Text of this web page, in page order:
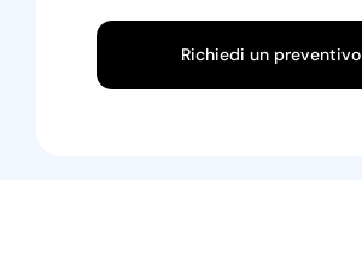
Richiedi un preventivo